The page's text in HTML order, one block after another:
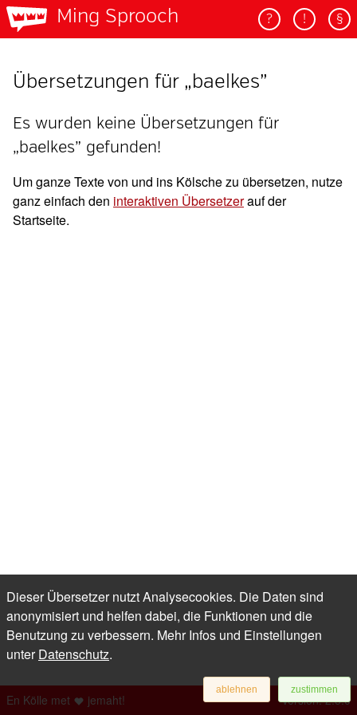
Ming Sprooch ? ! §
Übersetzungen für „baelkes”
Es wurden keine Übersetzungen für
„baelkes” gefunden!
Um ganze Texte von und ins Kölsche zu übersetzen, nutze
ganz einfach den interaktiven Übersetzerauf der
Startseite.
En Kölle met jemaht! Version: 2.5.0
Dieser Übersetzer nutzt Analysecookies. Die Daten sind
anonymisiert und helfen dabei, die Funktionen und die
Benutzung zu verbessern. Mehr Infos und Einstellungen
unterDatenschutz.
ablehnen zustimmen